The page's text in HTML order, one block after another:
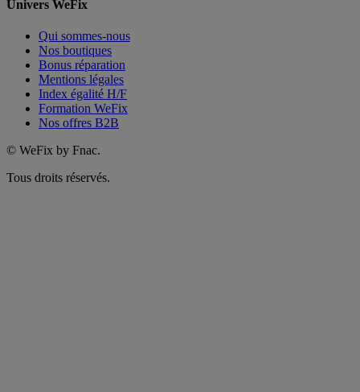
Univers WeFix
Qui sommes-nous
Nos boutiques
Bonus réparation
Mentions légales
Index égalité H/F
Formation WeFix
Nos offres B2B
© WeFix by Fnac.
Tous droits réservés.